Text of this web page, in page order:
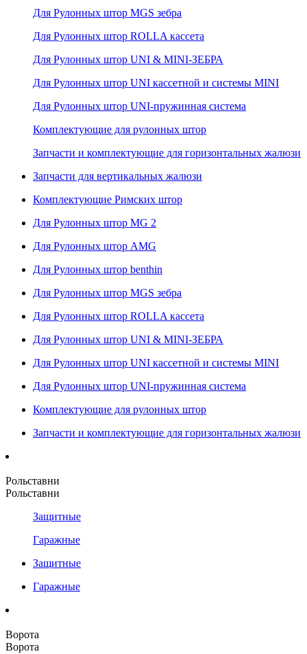
Для Рулонных штор MGS зебра
Для Рулонных штор ROLLA кассета
Для Рулонных штор UNI & MINI-ЗЕБРА
Для Рулонных штор UNI кассетной и системы MINI
Для Рулонных штор UNI-пружинная система
Комплектующие для рулонных штор
Запчасти и комплектующие для горизонтальных жалюзи
Запчасти для вертикальных жалюзи
Комплектующие Римских штор
Для Рулонных штор MG 2
Для Рулонных штор AMG
Для Рулонных штор benthin
Для Рулонных штор MGS зебра
Для Рулонных штор ROLLA кассета
Для Рулонных штор UNI & MINI-ЗЕБРА
Для Рулонных штор UNI кассетной и системы MINI
Для Рулонных штор UNI-пружинная система
Комплектующие для рулонных штор
Запчасти и комплектующие для горизонтальных жалюзи
Рольставни
Рольставни
Защитные
Гаражные
Защитные
Гаражные
Ворота
Ворота